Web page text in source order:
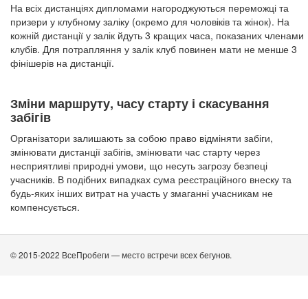
На всіх дистанціях дипломами нагороджуються переможці та
призери у клубному заліку (окремо для чоловіків та жінок). На
кожній дистанції у залік йдуть 3 кращих часа, показаних членами
клубів. Для потрапляння у залік клуб повинен мати не менше 3
фінішерів на дистанції.
Зміни маршруту, часу старту і скасування
забігів
Організатори залишають за собою право відміняти забіги,
змінювати дистанції забігів, змінювати час старту через
несприятливі природні умови, що несуть загрозу безпеці
учасників. В подібних випадках сума реєстраційного внеску та
будь-яких інших витрат на участь у змаганні учасникам не
компенсується.
© 2015-2022 ВсеПробеги — место встречи всех бегунов.